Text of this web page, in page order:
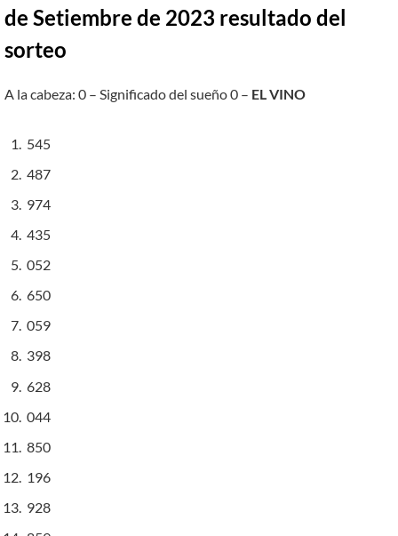
de Setiembre de 2023 resultado del
sorteo
A la cabeza: 0 – Significado del sueño 0 – EL VINO
545
487
974
435
052
650
059
398
628
044
850
196
928